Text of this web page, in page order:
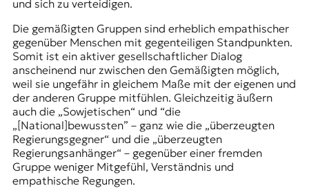
und sich zu verteidigen.
Die gemäßigten Gruppen sind erheblich empathischer
gegenüber Menschen mit gegenteiligen Standpunkten.
Somit ist ein aktiver gesellschaftlicher Dialog
anscheinend nur zwischen den Gemäßigten möglich,
weil sie ungefähr in gleichem Maße mit der eigenen und
der anderen Gruppe mitfühlen. Gleichzeitig äußern
auch die „Sowjetischen“ und “die
„[National]bewussten” – ganz wie die „überzeugten
Regierungsgegner“ und die „überzeugten
Regierungsanhänger“ – gegenüber einer fremden
Gruppe weniger Mitgefühl, Verständnis und
empathische Regungen.